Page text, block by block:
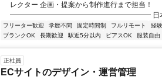
レクター 企画・提案から制作進行まで担当！
━━━━━━━━━━━━━━━━━━━━ 日本ビス
フリーター歓迎 学歴不問 固定時間制 フルリモート 経
ブランクOK
長期歓迎 駅近5分以内 ピアスOK 服装自由
正社員
ECサイトのデザイン・運営管理